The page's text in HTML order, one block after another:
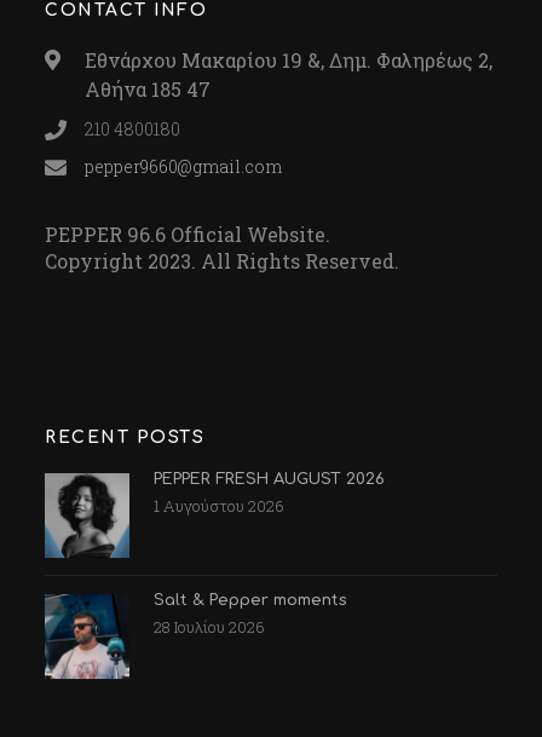
CONTACT INFO
Εθνάρχου Μακαρίου 19 &, Δημ. Φαληρέως 2,
Αθήνα 185 47
210 4800180
pepper9660@gmail.com
PEPPER 96.6 Official Website.
Copyright 2023. All Rights Reserved.
RECENT POSTS
PEPPER FRESH AUGUST 2026
1 Αυγούστου 2026
Salt & Pepper moments
28 Ιουλίου 2026